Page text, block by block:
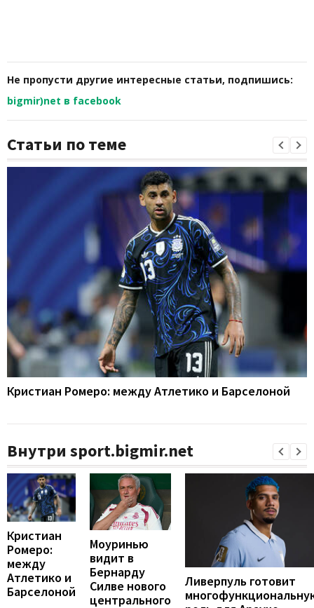
Не пропусти другие интересные статьи, подпишись:
bigmir)net в facebook
Статьи по теме
Кристиан Ромеро: между Атлетико и Барселоной
Внутри sport.bigmir.net
Кристиан
Ромеро:
между
Атлетико и
Барселоной
Моуринью
видит в
Бернарду
Силве нового
центрального
Ливерпуль готовит